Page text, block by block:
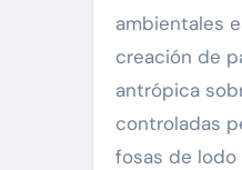
ambientales
creación de
antrópica
controladas
fosas de lodo